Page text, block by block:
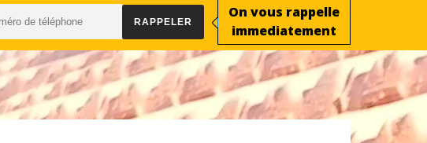
On vous rappelle
immediatement